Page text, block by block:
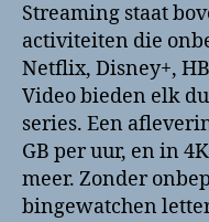
Streaming staat
activiteiten die
Netflix, Disney+,
Video bieden elk
series. Een
GB per uur, en in
meer. Zonder
bingewatchen